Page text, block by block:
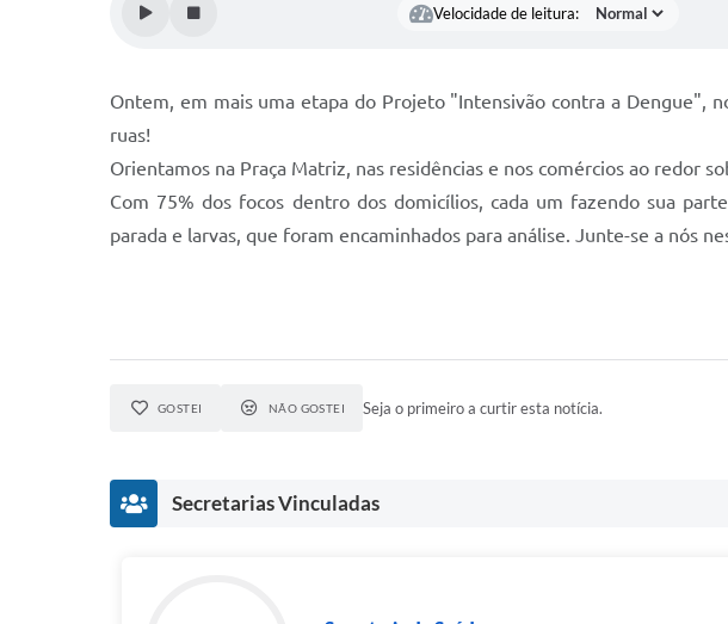
Velocidade de leitura:
Ontem, em mais uma etapa do Projeto "Intensivão contra a Dengue",
ruas!
Orientamos na Praça Matriz, nas residências e nos comércios ao redor
Com 75% dos focos dentro dos domicílios, cada um fazendo sua
parada e larvas, que foram encaminhados para análise. Junte-se a nós
GOSTEI NÃO GOSTEI Seja o primeiro a curtir esta notícia.
Secretarias Vinculadas